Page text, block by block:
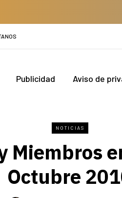
Publicidad Aviso de
NOTICIAS
Miembros
Octubre